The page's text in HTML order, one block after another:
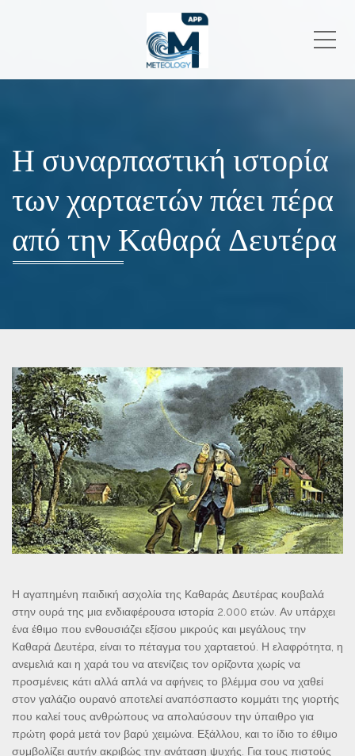
Η συναρπαστική ιστορία
των χαρταετών πάει πέρα
από την Καθαρά Δευτέρα
Η αγαπημένη παιδική ασχολία της Καθαράς Δευτέρας κουβαλά
στην ουρά της μια ενδιαφέρουσα ιστορία 2.000 ετών. Αν υπάρχει
ένα έθιμο που ενθουσιάζει εξίσου μικρούς και μεγάλους την
Καθαρά Δευτέρα, είναι το πέταγμα του χαρταετού. Η ελαφρότητα, η
ανεμελιά και η χαρά του να ατενίζεις τον ορίζοντα χωρίς να
προσμένεις κάτι αλλά απλά να αφήνεις το βλέμμα σου να χαθεί
στον γαλάζιο ουρανό αποτελεί αναπόσπαστο κομμάτι της γιορτής
που καλεί τους ανθρώπους να απολαύσουν την ύπαιθρο για
πρώτη φορά μετά τον βαρύ χειμώνα. Εξάλλου, και το ίδιο το έθιμο
συμβολίζει αυτήν ακριβώς την ανάταση ψυχής. Για τους πιστούς